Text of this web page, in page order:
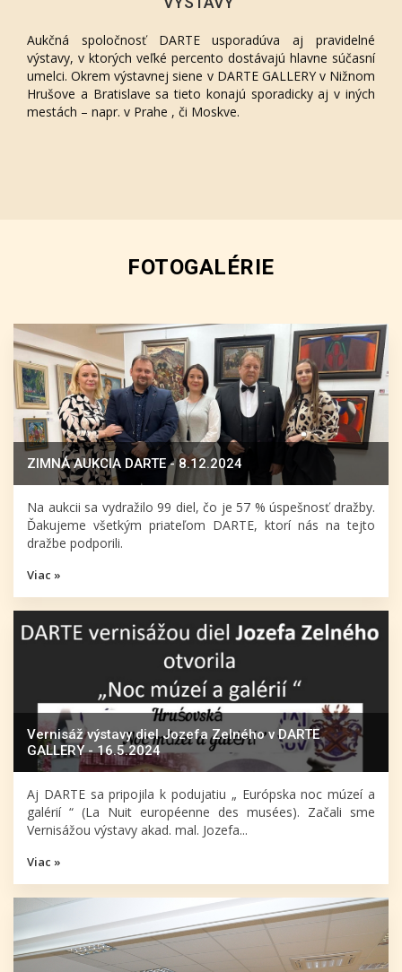
Aukčná spoločnosť DARTE usporadúva aj pravidelné
výstavy, v ktorých veľké percento dostávajú hlavne súčasní
umelci. Okrem výstavnej siene v DARTE GALLERY v Nižnom
Hrušove a Bratislave sa tieto konajú sporadicky aj v iných
mestách – napr. v Prahe , či Moskve.
FOTOGALÉRIE
ZIMNÁ AUKCIA DARTE - 8.12.2024
Na aukcii sa vydražilo 99 diel, čo je 57 % úspešnosť dražby.
Ďakujeme všetkým priateľom DARTE, ktorí nás na tejto
dražbe podporili.
Viac »
Vernisáž výstavy diel Jozefa Zelného v DARTE
GALLERY - 16.5.2024
Aj DARTE sa pripojila k podujatiu „ Európska noc múzeí a
galérií “ (La Nuit européenne des musées). Začali sme
Vernisážou výstavy akad. mal. Jozefa...
Viac »